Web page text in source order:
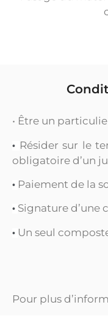
• Être un
• Résider sur le
obligatoire d’un
• Paiement de la
• Signature d’une
• Un seul
Pour plus